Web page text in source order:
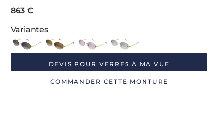
863€
Variantes
DEVIS POUR VERRES À MA VUE
COMMANDER CETTE MONTURE